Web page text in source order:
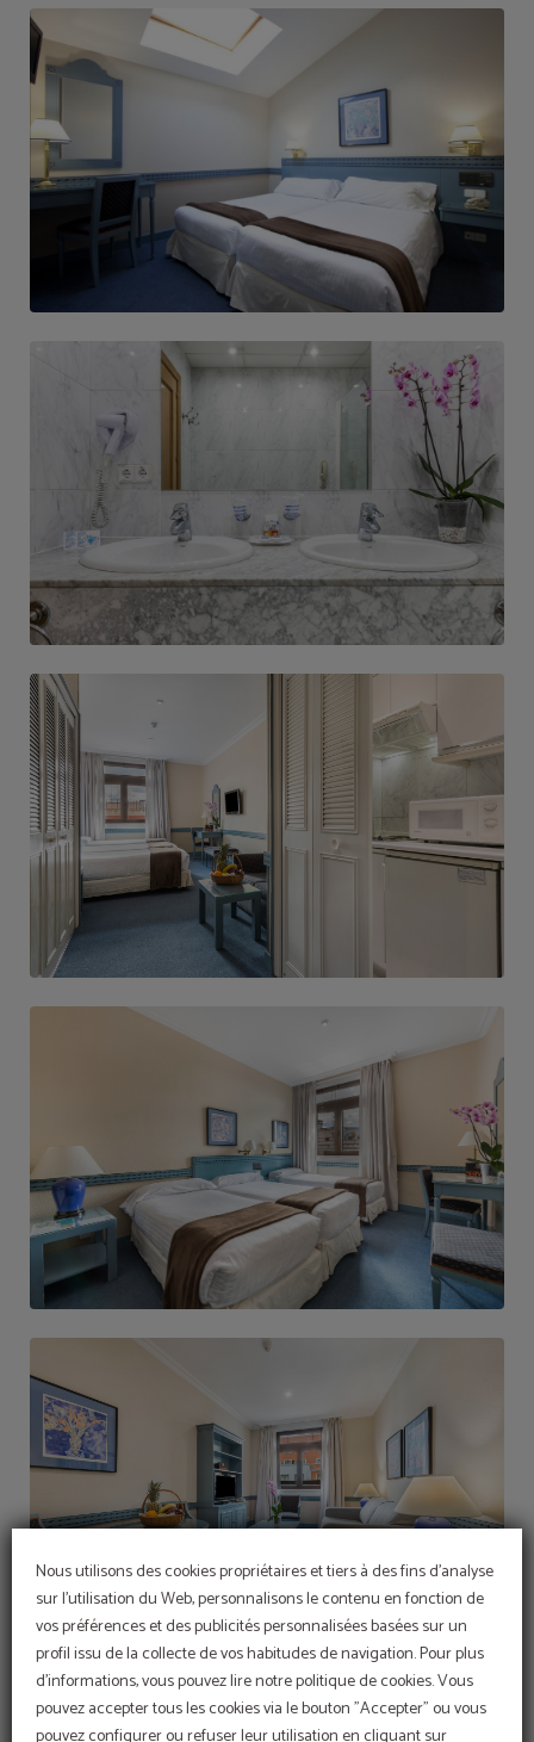
Nous utilisons des cookies propriétaires et tiers à des fins d'analyse
sur l'utilisation du Web, personnalisons le contenu en fonction de
vos préférences et des publicités personnalisées basées sur un
profil issu de la collecte de vos habitudes de navigation. Pour plus
d'informations, vous pouvez lire notre politique de cookies. Vous
pouvez accepter tous les cookies via le bouton "Accepter" ou vous